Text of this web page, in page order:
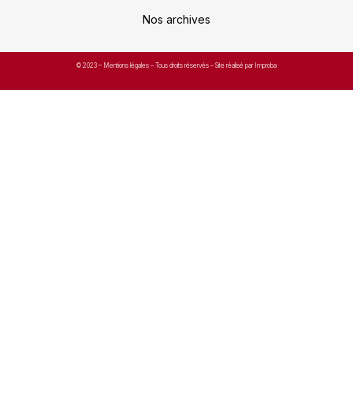
Nos archives
© 2023 – Mentions légales – Tous droits réservés – Site réalisé par Improba